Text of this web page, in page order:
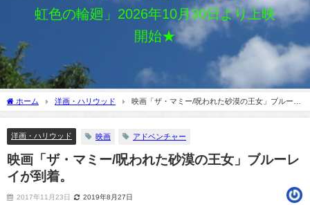
虹色の輪廻」2026年10月30日より上映
開始★
ホーム 洋画・ハリウッド
映画「ザ・マミー/呪われた砂漠の王女」ブルーレ
洋画・ハリウッド 映画 アドベンチャー
映画「ザ・マミー/呪われた砂漠の王女」ブルーレ
イが到着。
2017年11月23日 2019年8月27日